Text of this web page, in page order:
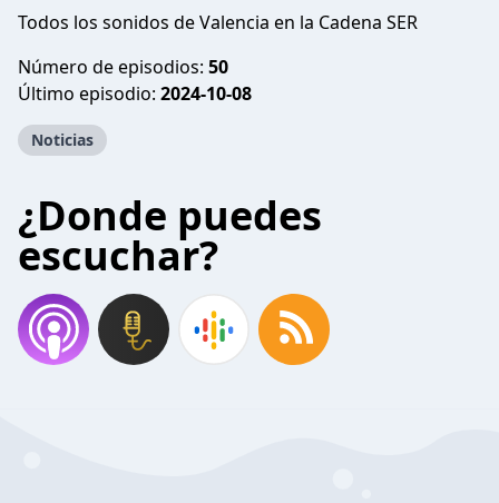
Todos los sonidos de Valencia en la Cadena SER
Número de episodios: 50
Último episodio: 2024-10-08
Noticias
¿Donde puedes
escuchar?